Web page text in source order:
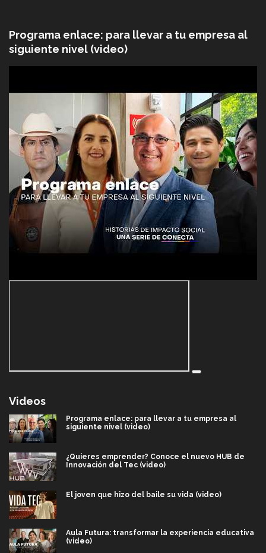
Programa enlace: para llevar a tu empresa al
siguiente nivel (video)
Videos
Programa enlace: para llevar a tu empresa al
siguiente nivel (video)
¿Quieres emprender? Conoce el nuevo HUB de
Innovación del Tec (video)
El joven que hizo del baile su vida (video)
Aula Futura: transformar la experiencia educativa
(video)